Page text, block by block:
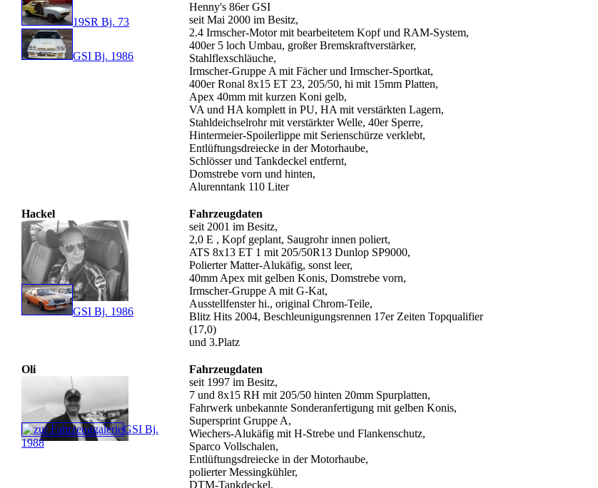
19SR Bj. 73
GSI Bj. 1986
Henny's 86er GSI
seit Mai 2000 im Besitz,
2.4 Irmscher-Motor mit bearbeitetem Kopf und RAM-System,
400er 5 loch Umbau, großer Bremskraftverstärker,
Stahlflexschläuche,
Irmscher-Gruppe A mit Fächer und Irmscher-Sportkat,
400er Ronal 8x15 ET 23, 205/50, hi mit 15mm Platten,
Apex 40mm mit kurzen Koni gelb,
VA und HA komplett in PU, HA mit verstärkten Lagern,
Stahldeichselrohr mit verstärkter Welle, 40er Sperre,
Hintermeier-Spoilerlippe mit Serienschürze verklebt,
Entlüftungsdreiecke in der Motorhaube,
Schlösser und Tankdeckel entfernt,
Domstrebe vorn und hinten,
Alurenntank 110 Liter
Hackel
GSI Bj. 1986
Fahrzeugdaten
seit 2001 im Besitz,
2,0 E , Kopf geplant, Saugrohr innen poliert,
ATS 8x13 ET 1 mit 205/50R13 Dunlop SP9000,
Polierter Matter-Alukäfig, sonst leer,
40mm Apex mit gelben Konis, Domstrebe vorn,
Irmscher-Gruppe A mit G-Kat,
Ausstellfenster hi., original Chrom-Teile,
Blitz Hits 2004, Beschleunigungsrennen 17er Zeiten Topqualifier
(17,0)
und 3.Platz
Oli
GSI Bj.
1988
Fahrzeugdaten
seit 1997 im Besitz,
7 und 8x15 RH mit 205/50 hinten 20mm Spurplatten,
Fahrwerk unbekannte Sonderanfertigung mit gelben Konis,
Supersprint Gruppe A,
Wiechers-Alukäfig mit H-Strebe und Flankenschutz,
Sparco Vollschalen,
Entlüftungsdreiecke in der Motorhaube,
polierter Messingkühler,
DTM-Tankdeckel,